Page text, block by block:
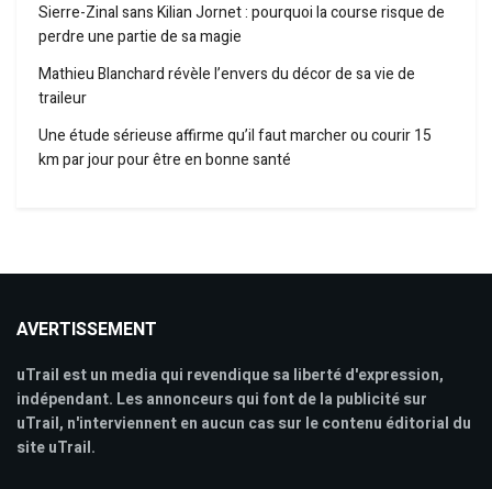
Sierre-Zinal sans Kilian Jornet : pourquoi la course risque de
perdre une partie de sa magie
Mathieu Blanchard révèle l’envers du décor de sa vie de
traileur
Une étude sérieuse affirme qu’il faut marcher ou courir 15
km par jour pour être en bonne santé
AVERTISSEMENT
uTrail est un media qui revendique sa liberté d'expression,
indépendant. Les annonceurs qui font de la publicité sur
uTrail, n'interviennent en aucun cas sur le contenu éditorial du
site uTrail.